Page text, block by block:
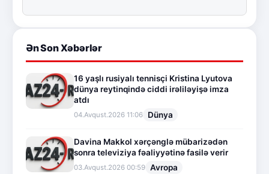
Ən Son Xəbərlər
16 yaşlı rusiyalı tennisçi Kristina Lyutova
dünya reytinqində ciddi irəliləyişə imza
atdı
04.Avqust.2026 11:06 Dünya
Davina Makkol xərçənglə mübarizədən
sonra televiziya fəaliyyətinə fasilə verir
03.Avqust.2026 00:59 Avropa